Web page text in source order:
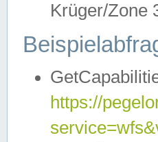
Krüger/Zone
https://